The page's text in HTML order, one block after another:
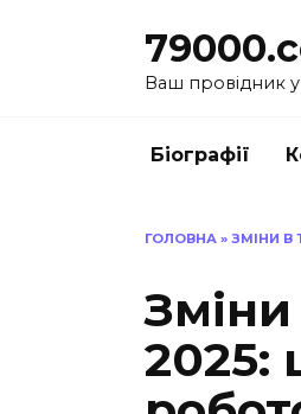
Ваш провідник у
Біографії
ГОЛОВНА » ЗМІНИ В
2025: